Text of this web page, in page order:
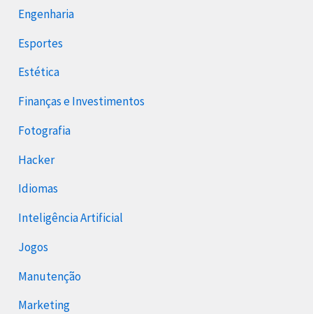
Engenharia
Esportes
Estética
Finanças e Investimentos
Fotografia
Hacker
Idiomas
Inteligência Artificial
Jogos
Manutenção
Marketing